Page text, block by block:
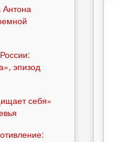
Антона
эпизод
себя»